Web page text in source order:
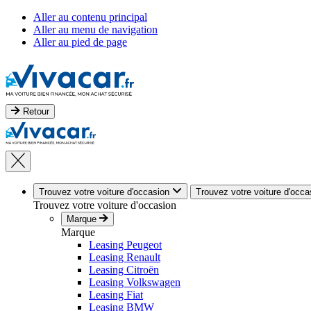
Aller au contenu principal
Aller au menu de navigation
Aller au pied de page
Retour
Trouvez votre voiture d'occasion Trouvez votre voiture
Trouvez votre voiture d'occasion
Marque
Marque
Leasing Peugeot
Leasing Renault
Leasing Citroën
Leasing Volkswagen
Leasing Fiat
Leasing BMW